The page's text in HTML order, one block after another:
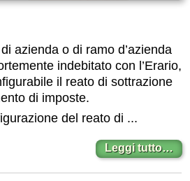
azienda o di ramo d’azienda
indebitato con l’Erario,
il reato di sottrazione
di imposte.
del reato di ...
Leggi tutto…